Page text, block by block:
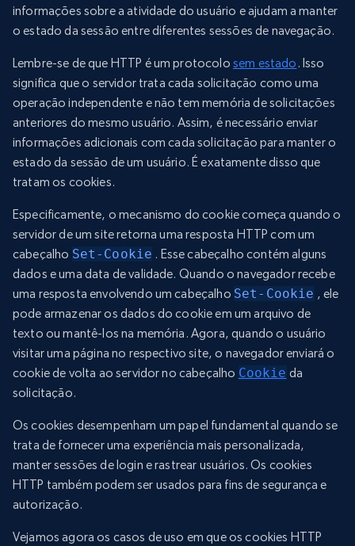
informações sobre a atividade do usuário e ajudam a manter
o estado da sessão entre diferentes sessões de navegação.
Lembre-se de que HTTP é um protocolo sem estado . Isso
significa que o servidor trata cada solicitação como uma
operação independente e não tem memória de solicitações
anteriores do mesmo usuário. Assim, é necessário enviar
informações adicionais com cada solicitação para manter o
estado da sessão de um usuário. É exatamente disso que
tratam os cookies.
Especificamente, o mecanismo do cookie começa quando o
servidor de um site retorna uma resposta HTTP com um
cabeçalho Set-Cookie . Esse cabeçalho contém alguns
dados e uma data de validade. Quando o navegador recebe
uma resposta envolvendo um cabeçalho Set-Cookie , ele
pode armazenar os dados do cookie em um arquivo de
texto ou mantê-los na memória. Agora, quando o usuário
visitar uma página no respectivo site, o navegador enviará o
cookie de volta ao servidor no cabeçalho Cookie da
solicitação.
Os cookies desempenham um papel fundamental quando se
trata de fornecer uma experiência mais personalizada,
manter sessões de login e rastrear usuários. Os cookies
HTTP também podem ser usados para fins de segurança e
autorização.
Vejamos agora os casos de uso em que os cookies HTTP